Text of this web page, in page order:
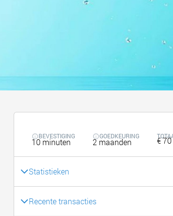
BEVESTIGING
10 minuten
GOEDKEURING
2 maanden € 70
Statistieken
Recente transacties